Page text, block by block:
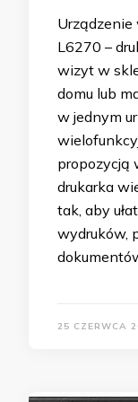
L6270 –
wizyt w
domu lub
w jednym
propozycją
drukarka
tak, aby
wydruków,
25 CZERWCA